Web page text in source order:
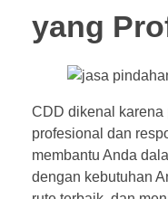
yang
CDD dikenal
profesional dan
membantu Anda
dengan kebutuhan